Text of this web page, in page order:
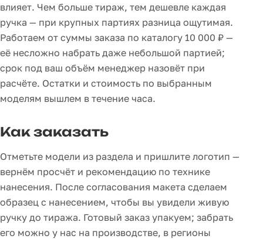
влияет. Чем больше тираж, тем дешевле каждая
ручка — при крупных партиях разница ощутимая.
Работаем от суммы заказа по каталогу 10 000 ₽ —
её несложно набрать даже небольшой партией;
срок под ваш объём менеджер назовёт при
расчёте. Остатки и стоимость по выбранным
моделям вышлем в течение часа.
Как заказать
Отметьте модели из раздела и пришлите логотип —
вернём просчёт и рекомендацию по технике
нанесения. После согласования макета сделаем
образец с нанесением, чтобы вы увидели живую
ручку до тиража. Готовый заказ упакуем; забрать
его можно у нас на производстве, в регионы